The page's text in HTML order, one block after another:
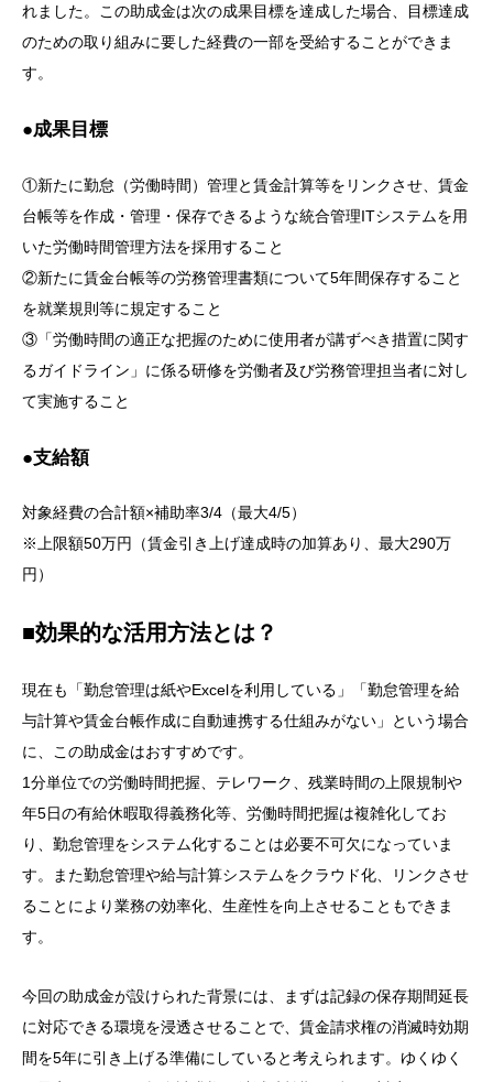
れました。この助成金は次の成果目標を達成した場合、目標達成
のための取り組みに要した経費の一部を受給することができま
す。
●成果目標
①新たに勤怠（労働時間）管理と賃金計算等をリンクさせ、賃金
台帳等を作成・管理・保存できるような統合管理ITシステムを用
いた労働時間管理方法を採用すること
②新たに賃金台帳等の労務管理書類について5年間保存すること
を就業規則等に規定すること
③「労働時間の適正な把握のために使用者が講ずべき措置に関す
るガイドライン」に係る研修を労働者及び労務管理担当者に対し
て実施すること
●支給額
対象経費の合計額×補助率3/4（最大4/5）
※上限額50万円（賃金引き上げ達成時の加算あり、最大290万
円）
■効果的な活用方法とは？
現在も「勤怠管理は紙やExcelを利用している」「勤怠管理を給
与計算や賃金台帳作成に自動連携する仕組みがない」という場合
に、この助成金はおすすめです。
1分単位での労働時間把握、テレワーク、残業時間の上限規制や
年5日の有給休暇取得義務化等、労働時間把握は複雑化してお
り、勤怠管理をシステム化することは必要不可欠になっていま
す。また勤怠管理や給与計算システムをクラウド化、リンクさせ
ることにより業務の効率化、生産性を向上させることもできま
す。
今回の助成金が設けられた背景には、まずは記録の保存期間延長
に対応できる環境を浸透させることで、賃金請求権の消滅時効期
間を5年に引き上げる準備にしていると考えられます。ゆくゆく